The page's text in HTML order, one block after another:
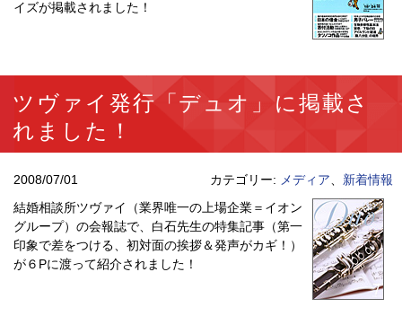
イズが掲載されました！
ツヴァイ発行「デュオ」に掲載さ
れました！
2008/07/01 カテゴリー: メディア
新着情報
結婚相談所ツヴァイ（業界唯一の上場企業＝イオン
グループ）の会報誌で、白石先生の特集記事（第一
印象で差をつける、初対面の挨拶＆発声がカギ！）
が６Pに渡って紹介されました！